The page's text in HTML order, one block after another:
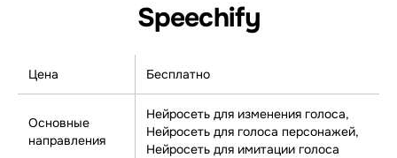
Speechify
Цена Бесплатно
Основные
направления
Нейросеть для изменения голоса,
Нейросеть для голоса персонажей,
Нейросеть для имитации голоса